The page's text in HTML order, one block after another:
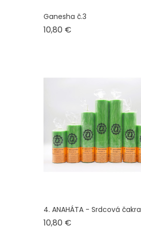
Ganesha č.3
10,80 €Cena
4. ANAHÁTA - Srdcová čakra
10,80 €Cena